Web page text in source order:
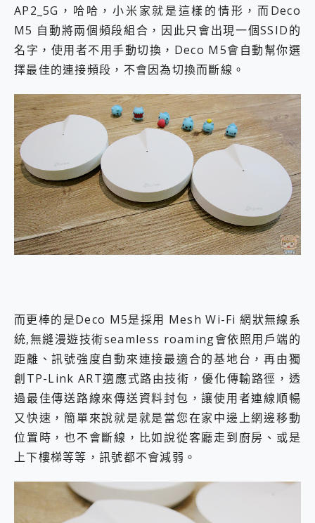
AP2_5G，哈哈，小米家就是這樣的情形，而Deco
M5 自動將兩個頻段組合，因此只會出現一個SSID的
名字，使用者不用手動切換，Deco M5會自動幫你選
擇最佳的連接頻段，不會因為切換而斷線。
而更棒的是Deco M5是採用 Mesh Wi-Fi 網狀無線系
統,無縫漫遊技術seamless roaming會依照用戶端的
距離、訊號強度自動來連接最適合的基地台，再由獨
創TP-Link ART適應式路由技術，優化傳輸路徑，透
過最佳傳送路線來傳送資料封包，讓使用者連線順暢
又快速，簡單來說就是就是當您在家中邊上網邊移動
位置時，也不會斷線，比如說從客廳走到廚房、或是
上下樓梯等等，訊號都不會減弱。